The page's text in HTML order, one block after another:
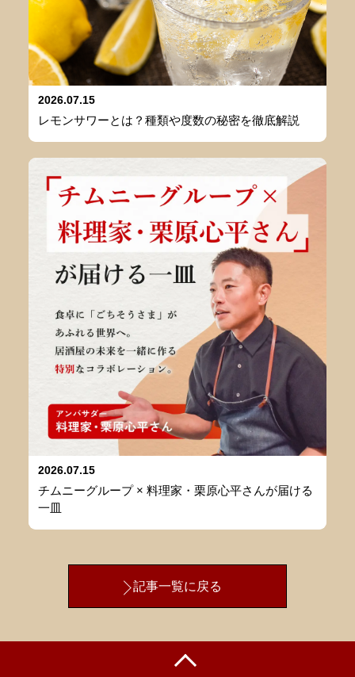
2026.07.15
レモンサワーとは？種類や度数の秘密を徹底解説
2026.07.15
チムニーグループ × 料理家・栗原心平さんが届ける
一皿
記事一覧に戻る